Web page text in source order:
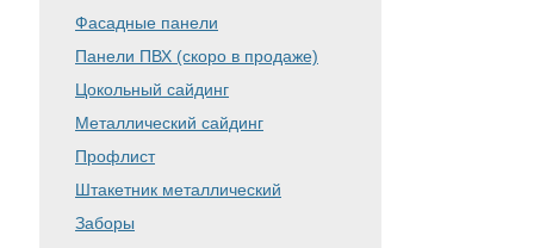
Фасадные панели
Панели ПВХ (скоро в продаже)
Цокольный сайдинг
Металлический сайдинг
Профлист
Штакетник металлический
Заборы